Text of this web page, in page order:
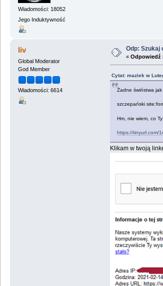
Wiadomości: 18052
Jego Induktywność
liv
Global Moderator
God Member
Wiadomości: 6614
Odp: Szukaj
« Odpowiedź
Cytat: maziek w
Żadne świństwa jak
szczepański
Hm, nie wiem, co
https://tinyurl.com/
Klikam w twoją